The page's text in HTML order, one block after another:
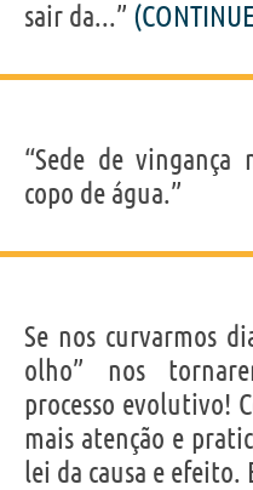
sair da...”
“Sede de
copo de água.”
Se nos curvarmos
olho” nos
processo evolutivo!
mais atenção e
lei da causa e efeito.